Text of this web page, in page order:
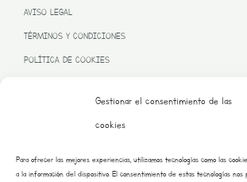
Gestionar el consentimiento de las
cookies
Para ofrecer las mejores experiencias, utilizamos tecnologías como las
a la información del dispositivo. El consentimiento de estas tecnologías nos
AVISO LEGAL
TÉRMINOS Y CONDICIONES
POLÍTICA DE COOKIES
– NEXT GENERATION EU